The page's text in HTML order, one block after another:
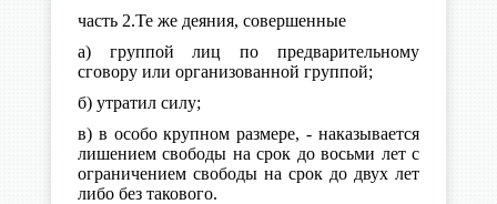
часть 2.Те же деяния, совершенные
а) группой лиц по предварительному
сговору или организованной группой;
б) утратил силу;
в) в особо крупном размере, - наказывается
лишением свободы на срок до восьми лет с
ограничением свободы на срок до двух лет
либо без такового.